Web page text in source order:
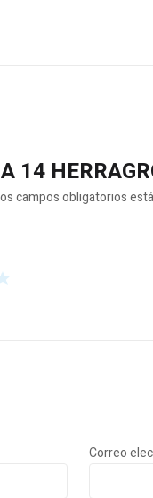
14
campos obligatorios
Correo